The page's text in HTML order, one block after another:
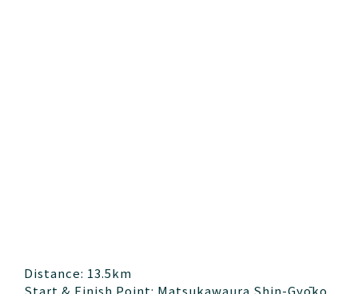
Distance: 13.5km
Start & Finish Point: Matsukawaura Shin-Gyōko